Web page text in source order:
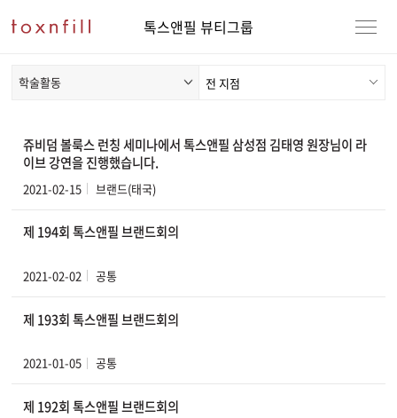
톡스앤필 뷰티그룹
학술활동
쥬비덤 볼룩스 런칭 세미나에서 톡스앤필 삼성점 김태영 원장님이 라
이브 강연을 진행했습니다.
2021-02-15 브랜드(태국)
제 194회 톡스앤필 브랜드회의
2021-02-02 공통
제 193회 톡스앤필 브랜드회의
2021-01-05 공통
제 192회 톡스앤필 브랜드회의